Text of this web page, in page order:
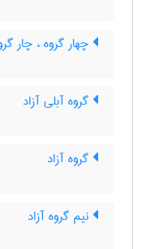
چهار گروه ، چار
گروه آبلی آزاد
گروه آزاد
نیم گروه آزاد